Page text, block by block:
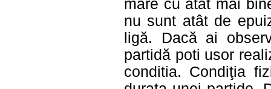
mare cu atât mai
nu sunt atât de
ligă. Dacă ai
partidă poti usor
conditia. Condiţia